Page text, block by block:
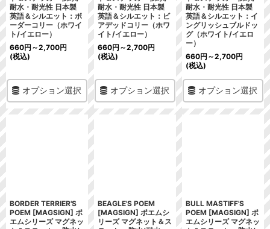
耐水・耐光性 日本製
英語＆シルエット：ボ
ーダーコリー（ホワイ
ト/イエロー）
660円 ～2,700円
(税込)
オプション選択
耐水・耐光性 日本製
英語＆シルエット：ビ
アデッドコリー（ホワ
イト/イエロー）
660円 ～2,700円
(税込)
オプション選択
耐水・耐光性 日本製
英語＆シルエット：イ
ングリッシュブルドッ
グ（ホワイト/イエロ
ー）
660円 ～2,700円
(税込)
オプション選択
BORDER TERRIER'S
POEM [MAGSIGN] ポ
エムシリーズ マグネッ
BEAGLE'S POEM
[MAGSIGN] ポエムシ
リーズ マグネット＆ス
BULL MASTIFF'S
POEM [MAGSIGN] ポ
エムシリーズ マグネッ